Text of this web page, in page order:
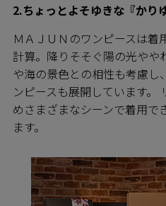
2.ちょっとよそゆきな『かり
ＭＡＪＵＮのワンピースは着
計算。降りそそぐ陽の光やや
や海の景色との相性も考慮し
ンピースも展開しています。
めさまざまなシーンで着用で
ます。